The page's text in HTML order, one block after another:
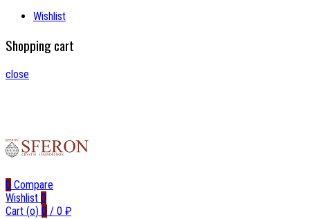
Wishlist
Shopping cart
close
0 Compare
Wishlist 0
Cart (o) 0 / 0 ₽